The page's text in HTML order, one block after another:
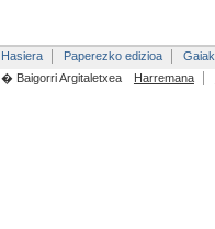
Hasiera Paperezko edizioa Gaiak
� Baigorri Argitaletxea
Harremana